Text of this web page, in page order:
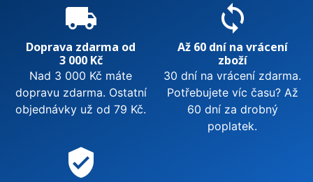
local_shipping
Doprava zdarma od
3 000 Kč
Nad 3 000 Kč máte
dopravu zdarma. Ostatní
objednávky už od 79 Kč.
sync
Až 60 dní na vrácení
zboží
30 dní na vrácení zdarma.
Potřebujete víc času? Až
60 dní za drobný
poplatek.
verified_user